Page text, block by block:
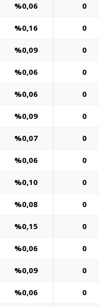
%0,06 0
%0,16 0
%0,09 0
%0,06 0
%0,06 0
%0,09 0
%0,07 0
%0,06 0
%0,10 0
%0,08 0
%0,15 0
%0,06 0
%0,09 0
%0,06 0